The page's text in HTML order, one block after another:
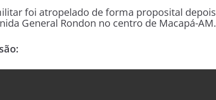
foi atropelado de forma proposital depois
General Rondon no centro de Macapá-AM.